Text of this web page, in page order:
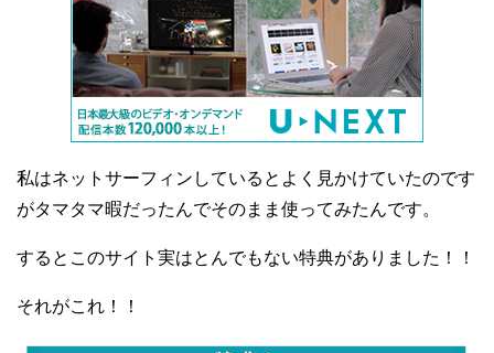
私はネットサーフィンしているとよく見かけていたのです
がタマタマ暇だったんでそのまま使ってみたんです。
するとこのサイト実はとんでもない特典がありました！！
それがこれ！！